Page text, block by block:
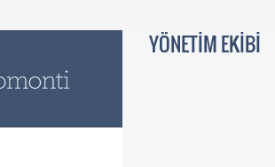
YÖNETİM EKİBİ